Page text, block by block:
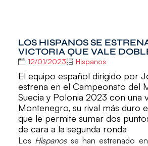
LOS HISPANOS SE
VICTORIA QUE VALE
12/01/2023 Hispanos
El equipo español dirigido por
estrena en el Campeonato del
Suecia y Polonia 2023 con una
Montenegro, su rival más duro
que le permite sumar dos
de cara a la segunda ronda
Los Hispanos se han estrenado